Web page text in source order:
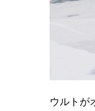
ウルトが